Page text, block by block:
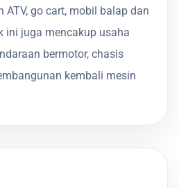
ATV, go cart, mobil balap dan
ini juga mencakup usaha
bermotor, chasis
kembali mesin